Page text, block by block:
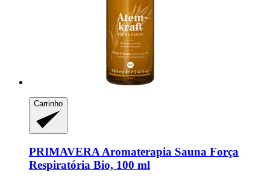
Carrinho
PRIMAVERA Aromaterapia Sauna Força
Respiratória Bio, 100 ml